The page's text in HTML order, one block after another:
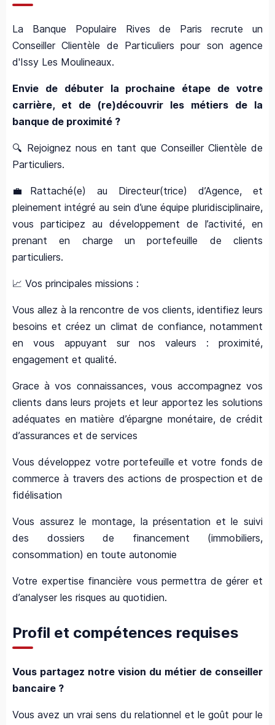
La Banque Populaire Rives de Paris recrute un
Conseiller Clientèle de Particuliers pour son agence
d'Issy Les Moulineaux.
Envie de débuter la prochaine étape de votre
carrière, et de (re)découvrir les métiers de la
banque de proximité ?
🔍 Rejoignez nous en tant que Conseiller Clientèle de
Particuliers.
💼Rattaché(e) au Directeur(trice) d’Agence, et
pleinement intégré au sein d’une équipe pluridisciplinaire,
vous participez au développement de l’activité, en
prenant en charge un portefeuille de clients
particuliers.
📈 Vos principales missions :
Vous allez à la rencontre de vos clients, identifiez leurs
besoins et créez un climat de confiance, notamment
en vous appuyant sur nos valeurs : proximité,
engagement et qualité.
Grace à vos connaissances, vous accompagnez vos
clients dans leurs projets et leur apportez les solutions
adéquates en matière d’épargne monétaire, de crédit
d’assurances et de services
Vous développez votre portefeuille et votre fonds de
commerce à travers des actions de prospection et de
fidélisation
Vous assurez le montage, la présentation et le suivi
des dossiers de financement (immobiliers,
consommation) en toute autonomie
Votre expertise financière vous permettra de gérer et
d’analyser les risques au quotidien.
Profil et compétences requises
Vous partagez notre vision du métier de conseiller
bancaire ?
Vous avez un vrai sens du relationnel et le goût pour le